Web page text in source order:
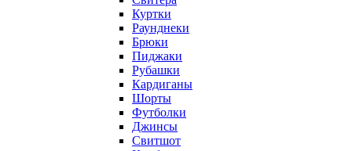
Куртки
Раунднеки
Брюки
Пиджаки
Рубашки
Кардиганы
Шорты
Футболки
Джинсы
Свитшот